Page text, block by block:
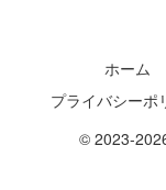
ホーム
プライバシーポ
© 2023-